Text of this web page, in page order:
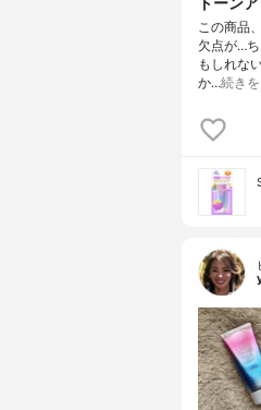
この商品
欠点が…
もしれな
か…続き